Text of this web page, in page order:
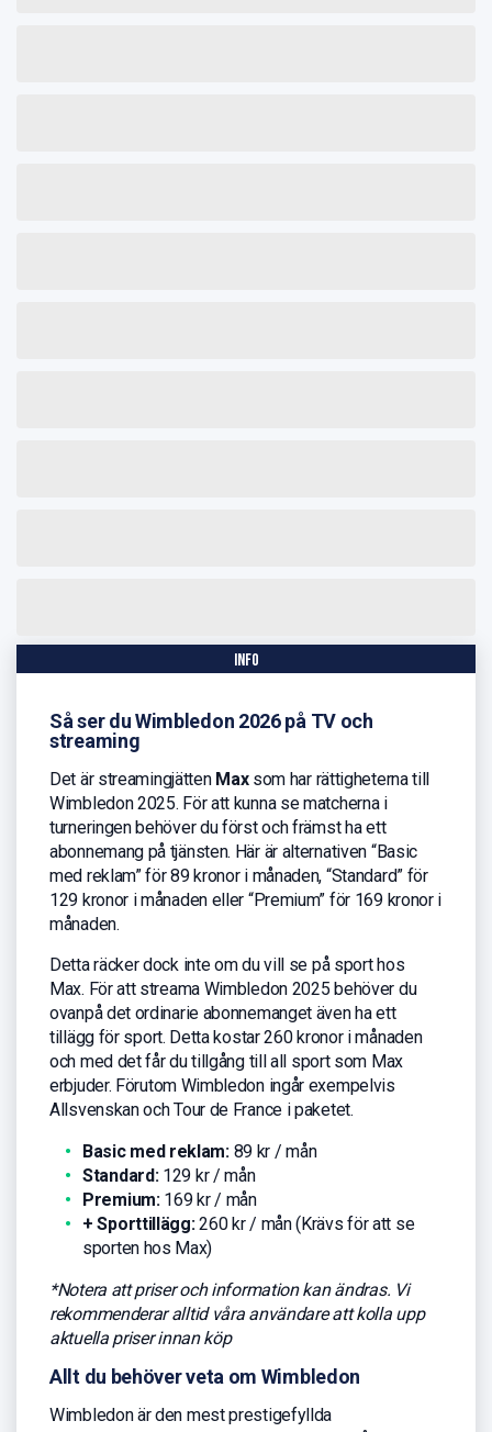
info
Så ser du Wimbledon 2026 på TV och
streaming
Det är streamingjätten Maxsom har rättigheterna till
Wimbledon 2025. För att kunna se matcherna i
turneringen behöver du först och främst ha ett
abonnemang på tjänsten. Här är alternativen “Basic
med reklam” för 89 kronor i månaden, “Standard” för
129 kronor i månaden eller “Premium” för 169 kronor i
månaden.
Detta räcker dock inte om du vill se på sport hos
Max. För att streama Wimbledon 2025 behöver du
ovanpå det ordinarie abonnemanget även ha ett
tillägg för sport. Detta kostar 260 kronor i månaden
och med det får du tillgång till all sport som Max
erbjuder. Förutom Wimbledon ingår exempelvis
Allsvenskan och Tour de France i paketet.
Basic med reklam:89 kr / mån
Standard: 129 kr / mån
Premium: 169 kr / mån
+ Sporttillägg:260 kr / mån (Krävs för att se
sporten hos Max)
*Notera att priser och information kan ändras. Vi
rekommenderar alltid våra användare att kolla upp
aktuella priser innan köp
Allt du behöver veta om Wimbledon
Wimbledon är den mest prestigefyllda